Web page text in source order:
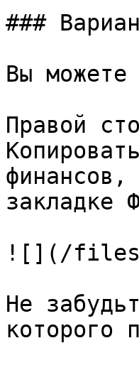
###
Вы можете
Правой
финансов,
закладке
![](/files/-
Не
которого